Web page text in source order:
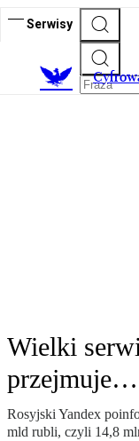
Serwisy
C
Wielki
Rosyjski Yandex
mld rubli, czyli 14,8